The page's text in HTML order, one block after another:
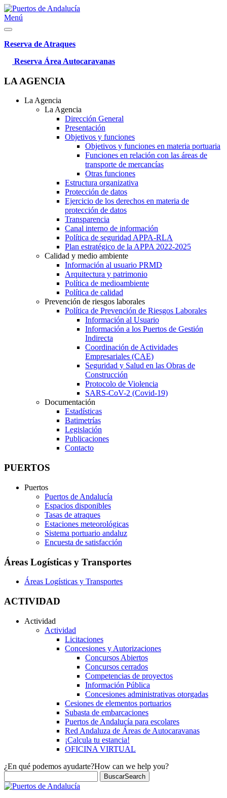
Menú
Reserva de Atraques
Reserva Área Autocaravanas
LA AGENCIA
La Agencia
La Agencia
Dirección General
Presentación
Objetivos y funciones
Objetivos y funciones en materia portuaria
Funciones en relación con las áreas de
transporte de mercancías
Otras funciones
Estructura organizativa
Protección de datos
Ejercicio de los derechos en materia de
protección de datos
Transparencia
Canal interno de información
Política de seguridad APPA-RLA
Plan estratégico de la APPA 2022-2025
Calidad y medio ambiente
Información al usuario PRMD
Arquitectura y patrimonio
Política de medioambiente
Política de calidad
Prevención de riesgos laborales
Política de Prevención de Riesgos Laborales
Información al Usuario
Información a los Puertos de Gestión
Indirecta
Coordinación de Actividades
Empresariales (CAE)
Seguridad y Salud en las Obras de
Construcción
Protocolo de Violencia
SARS-CoV-2 (Covid-19)
Documentación
Estadísticas
Batimetrías
Legislación
Publicaciones
Contacto
PUERTOS
Puertos
Puertos de Andalucía
Espacios disponibles
Tasas de atraques
Estaciones meteorológicas
Sistema portuario andaluz
Encuesta de satisfacción
Áreas Logísticas y Transportes
Áreas Logísticas y Transportes
ACTIVIDAD
Actividad
Actividad
Licitaciones
Concesiones y Autorizaciones
Concursos Abiertos
Concursos cerrados
Competencias de proyectos
Información Pública
Concesiones administrativas otorgadas
Cesiones de elementos portuarios
Subasta de embarcaciones
Puertos de Andalucía para escolares
Red Andaluza de Áreas de Autocaravanas
¡Calcula tu estancia!
OFICINA VIRTUAL
¿En qué podemos ayudarte?How can we help you?
BuscarSearch